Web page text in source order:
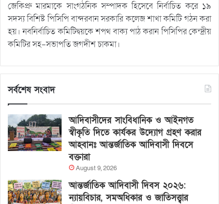
জেকিপ্রু মারমাকে সাংগঠনিক সম্পাদক হিসেবে নির্বাচিত করে ১৯
সদস্য বিশিষ্ট পিসিপি বান্দরবান সরকারি কলেজ শাখা কমিটি গঠন করা
হয়। নবনির্বাচিত কমিটিদ্বয়কে শপথ বাক্য পাঠ করান পিসিপির কেন্দ্রীয়
কমিটির সহ-সভাপতি জগদীশ চাকমা।
সর্বশেষ সংবাদ
আদিবাসীদের সাংবিধানিক ও আইনগত
স্বীকৃতি দিতে কার্যকর উদ্যোগ গ্রহণ করার
আহবানঃ আন্তর্জাতিক আদিবাসী দিবসে
বক্তারা
August 9, 2026
আন্তর্জাতিক আদিবাসী দিবস ২০২৬:
ন্যায়বিচার, সমঅধিকার ও জাতিসত্ত্বার